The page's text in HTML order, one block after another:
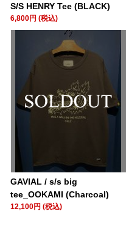
S/S HENRY Tee (BLACK)
6,800円 (税込)
GAVIAL / s/s big
tee_OOKAMI (Charcoal)
12,100円 (税込)